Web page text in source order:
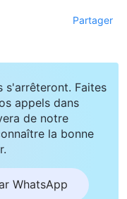
Partager
s'arrêteront. Faites
appels dans
de notre
la bonne
WhatsApp